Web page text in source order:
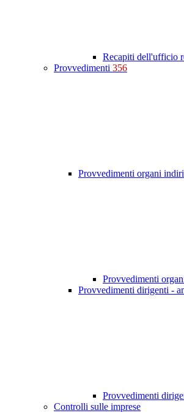
Recapiti dell'ufficio
Provvedimenti 356
Provvedimenti organi
Provvedimenti
Provvedimenti dirigenti -
Provvedimenti
Controlli sulle imprese